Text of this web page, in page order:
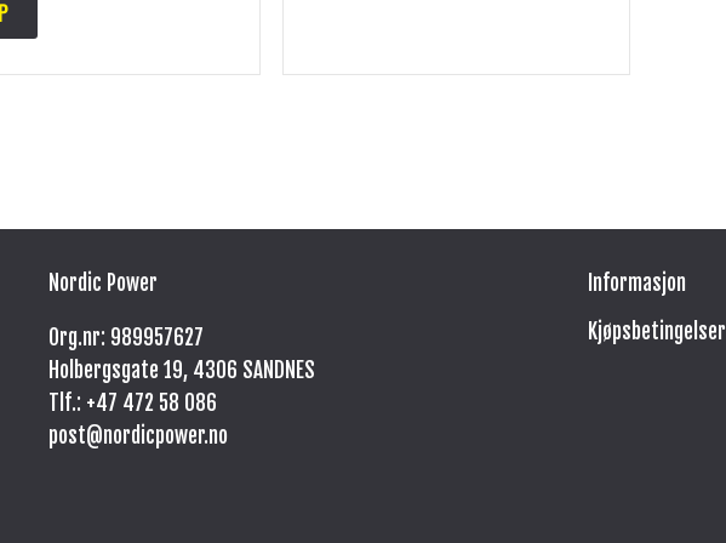
Nordic Power
Org.nr: 989957627
Holbergsgate 19, 4306 SANDNES
Tlf.: +47 472 58 086
post@nordicpower.no
Informasjon
Kjøpsbetingelser